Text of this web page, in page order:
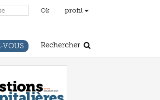
profil
VOUS Rechercher